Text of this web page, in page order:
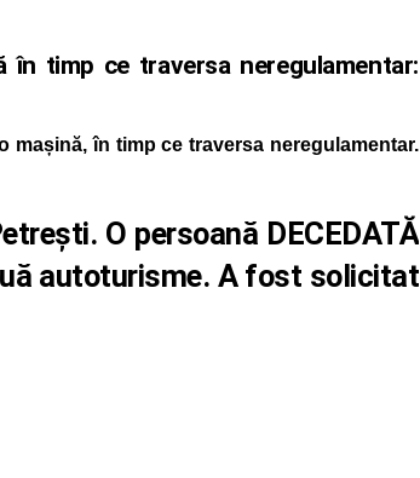
timp ce traversa neregulamentar:
mașină, în timp ce traversa neregulamentar.
O persoană DECEDATĂ
autoturisme. A fost solicitat